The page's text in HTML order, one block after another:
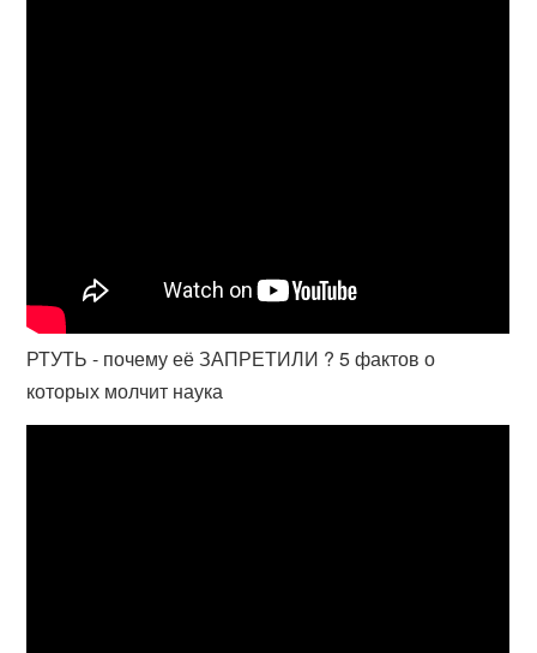
РТУТЬ - почему её ЗАПРЕТИЛИ ? 5 фактов о
которых молчит наука